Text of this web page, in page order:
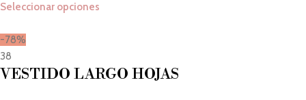
Seleccionar opciones
-78%
38
VESTIDO LARGO HOJAS